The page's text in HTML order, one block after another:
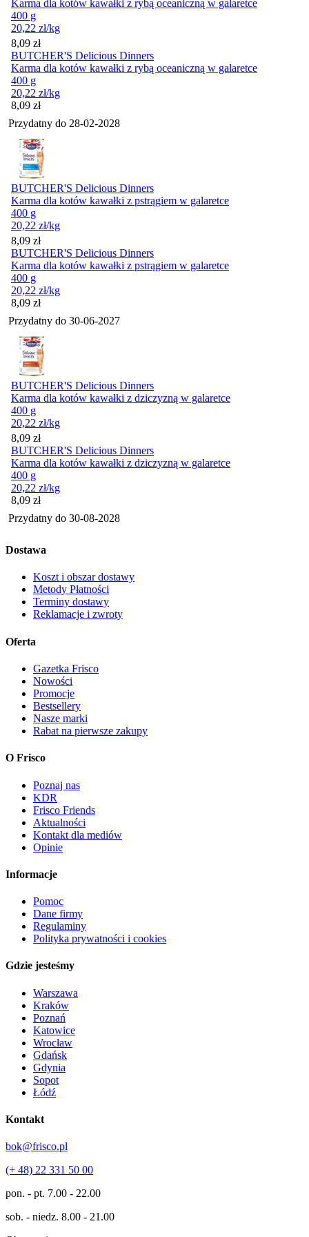
Karma dla kotów kawałki z rybą oceaniczną w galaretce
400 g
20,22 zł/kg
Cena
8,09 zł
BUTCHER'S Delicious Dinners
Karma dla kotów kawałki z rybą oceaniczną w galaretce
400 g
20,22 zł/kg
Cena
8,09 zł
Przydatny do 28-02-2028
BUTCHER'S Delicious Dinners
Karma dla kotów kawałki z pstrągiem w galaretce
400 g
20,22 zł/kg
Cena
8,09 zł
BUTCHER'S Delicious Dinners
Karma dla kotów kawałki z pstrągiem w galaretce
400 g
20,22 zł/kg
Cena
8,09 zł
Przydatny do 30-06-2027
BUTCHER'S Delicious Dinners
Karma dla kotów kawałki z dziczyzną w galaretce
400 g
20,22 zł/kg
Cena
8,09 zł
BUTCHER'S Delicious Dinners
Karma dla kotów kawałki z dziczyzną w galaretce
400 g
20,22 zł/kg
Cena
8,09 zł
Przydatny do 30-08-2028
Dostawa
Koszt i obszar dostawy
Metody Płatności
Terminy dostawy
Reklamacje i zwroty
Oferta
Gazetka Frisco
Nowości
Promocje
Bestsellery
Nasze marki
Rabat na pierwsze zakupy
O Frisco
Poznaj nas
KDR
Frisco Friends
Aktualności
Kontakt dla mediów
Opinie
Informacje
Pomoc
Dane firmy
Regulaminy
Polityka prywatności i cookies
Gdzie jesteśmy
Warszawa
Kraków
Poznań
Katowice
Wrocław
Gdańsk
Gdynia
Sopot
Łódź
Kontakt
bok@frisco.pl
(+ 48) 22 331 50 00
pon. - pt. 7.00 - 22.00
sob. - niedz. 8.00 - 21.00